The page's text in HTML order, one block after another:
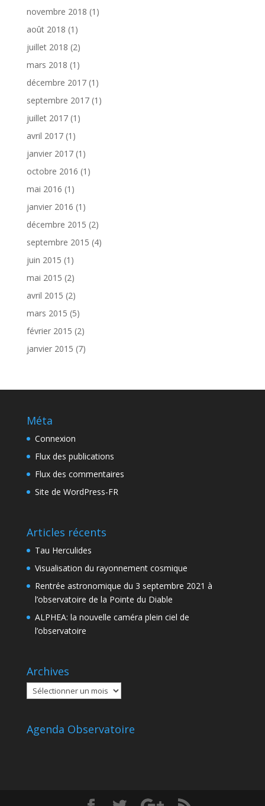
novembre 2018 (1)
août 2018 (1)
juillet 2018 (2)
mars 2018 (1)
décembre 2017(1)
septembre 2017(1)
juillet 2017(1)
avril 2017(1)
janvier 2017(1)
octobre 2016 (1)
mai 2016 (1)
janvier 2016 (1)
décembre 2015 (2)
septembre 2015 (4)
juin 2015 (1)
mai 2015 (2)
avril 2015 (2)
mars 2015 (5)
février 2015 (2)
janvier 2015 (7)
Méta
Connexion
Flux des publications
Flux des commentaires
Site de WordPress-FR
Articles récents
Tau Herculides
Visualisation du rayonnement cosmique
Rentrée astronomique du 3 septembre 2021 à
l’observatoire de la Pointe du Diable
ALPHEA: la nouvelle caméra plein ciel de
l’observatoire
Archives
Archives
Agenda Observatoire